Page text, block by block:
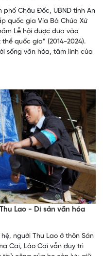
phố Châu Đốc, UBND tỉnh An
quốc gia Vía Bà Chúa Xứ
Lễ hội được đưa vào
quốc gia” (2014-2024).
sống văn hóa, tâm linh của
Lao - Di sản văn hóa
người Thu Lao ở thôn Sán
Cai, Lào Cai vẫn duy trì